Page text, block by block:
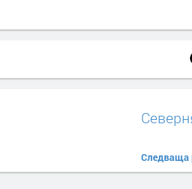
Следваща